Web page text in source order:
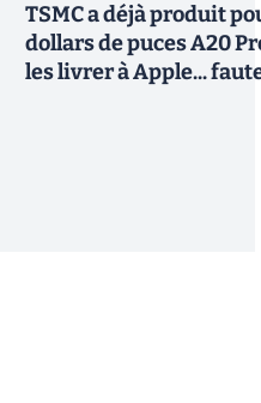
TSMC a déjà produit
dollars de puces A20
les livrer à Apple...